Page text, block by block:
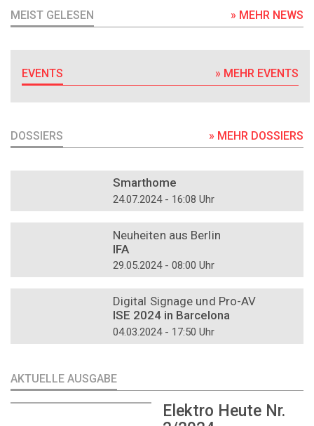
MEIST GELESEN » MEHR NEWS
EVENTS » MEHR EVENTS
DOSSIERS » MEHR DOSSIERS
Smarthome
24.07.2024 - 16:08 Uhr
Neuheiten aus Berlin
IFA
29.05.2024 - 08:00 Uhr
Digital Signage und Pro-AV
ISE 2024 in Barcelona
04.03.2024 - 17:50 Uhr
AKTUELLE AUSGABE
Elektro Heute Nr.